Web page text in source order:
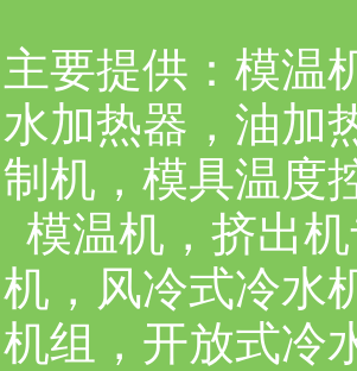
主要提供： 模温
水加热器，油加
制机，模具温度
模温机，挤出
机，风冷式冷水
机组，开放式冷